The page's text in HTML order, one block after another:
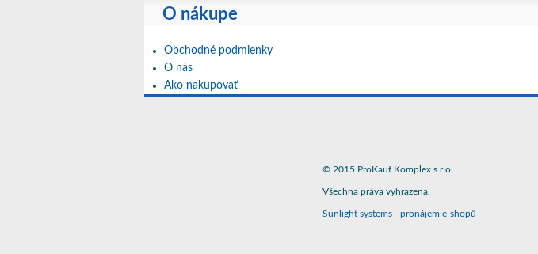
O nákupe
Obchodné podmienky
O nás
Ako nakupovať
© 2015 ProKauf Komplex s.r.o.
Všechna práva vyhrazena.
Sunlight systems - pronájem e-shopů